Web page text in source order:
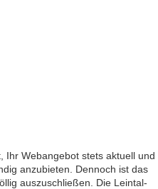
Ihr Webangebot stets aktuell und
anzubieten. Dennoch ist das
auszuschließen. Die Leintal-